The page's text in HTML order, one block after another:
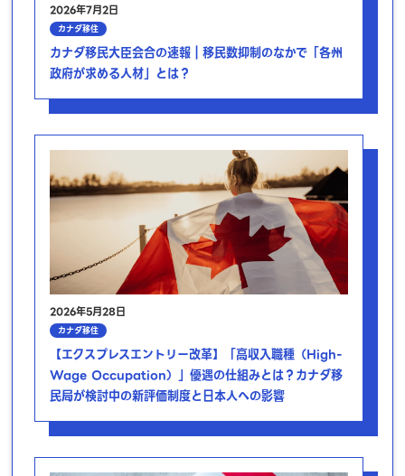
2026年7月2日
カナダ移住
カナダ移民大臣会合の速報｜移民数抑制のなかで「各州
政府が求める人材」とは？
2026年5月28日
カナダ移住
【エクスプレスエントリー改革】「高収入職種（High-
Wage Occupation）」優遇の仕組みとは？カナダ移
民局が検討中の新評価制度と日本人への影響